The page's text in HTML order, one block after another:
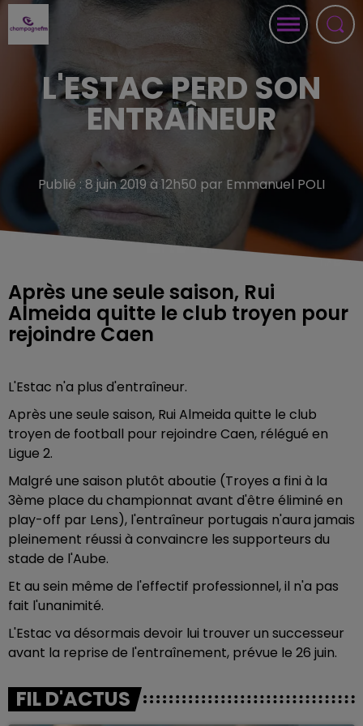
L'ESTAC PERD SON
ENTRAÎNEUR
Publié : 8 juin 2019 à 12h50 par Emmanuel POLI
Après une seule saison, Rui
Almeida quitte le club troyen pour
rejoindre Caen
L'Estac n'a plus d'entraîneur.
Après une seule saison, Rui Almeida quitte le club
troyen de football pour rejoindre Caen, rélégué en
Ligue 2.
Malgré une saison plutôt aboutie (Troyes a fini à la
3ème place du championnat avant d'être éliminé en
play-off par Lens), l'entraîneur portugais n'aura jamais
pleinement réussi à convaincre les supporteurs du
stade de l'Aube.
Et au sein même de l'effectif professionnel, il n'a pas
fait l'unanimité.
L'Estac va désormais devoir lui trouver un successeur
avant la reprise de l'entraînement, prévue le 26 juin.
FIL D'ACTUS